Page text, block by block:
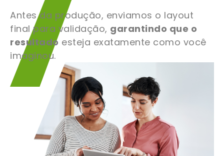
Antes da produção, enviamos o layout
final para validação, garantindo que o
resultado esteja exatamente como você
imaginou.